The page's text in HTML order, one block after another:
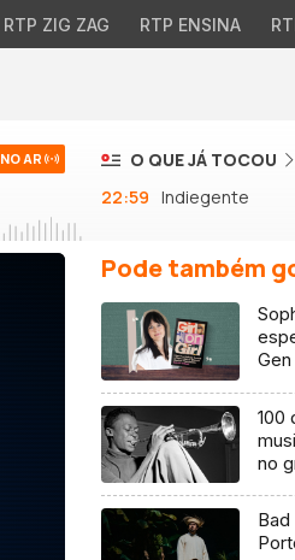
RTP ZIG ZAG RTP ENSINA
NO AR
O QUE JÁ TOCOU
22:59 Indiegente
Pode também
100
no